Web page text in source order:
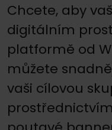
Chcete, aby
digitálním
platformě od
můžete
vaši cílovou